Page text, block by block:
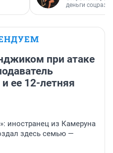
деньги
при атаке
ее 12-летняя
иностранец из Камеруна
здесь семью —